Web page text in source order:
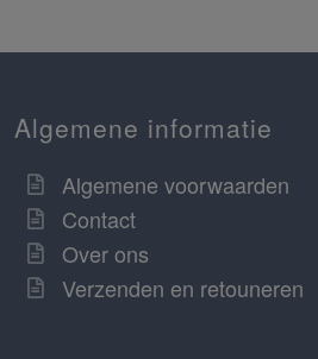
Algemene informatie
Algemene voorwaarden
Contact
Over ons
Verzenden en retouneren